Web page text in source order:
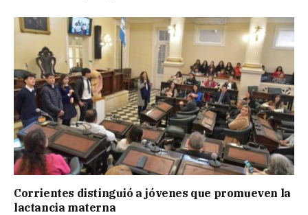
Corrientes distinguió a jóvenes que promueven la
lactancia materna